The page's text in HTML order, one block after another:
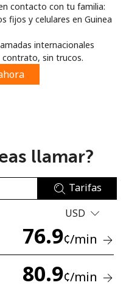
con
se ha creado una contraseña
contacto con tu familia:
fijos y celulares en Guinea
internacionales
contrato, sin trucos.
llamar?
Tarifas
USD
76.9¢/min
80.9¢/min